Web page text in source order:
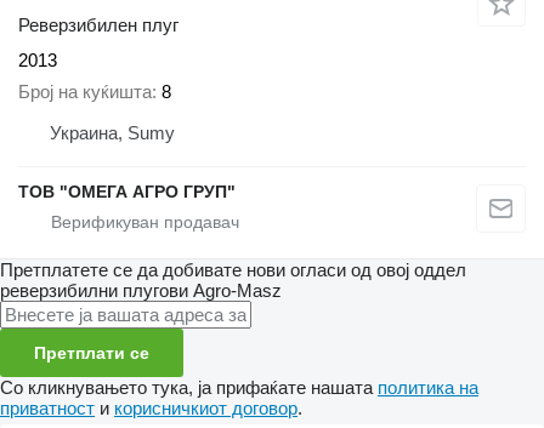
Реверзибилен плуг
2013
Број на куќишта 8
Украина, Sumy
ТОВ "ОМЕГА АГРО ГРУП"
Претплатете се да добивате нови огласи од овој оддел
реверзибилни плугови Agro-Masz
Претплати се
Со кликнувањето тука, ја прифаќате нашата политика на
приватност и корисничкиот договор.